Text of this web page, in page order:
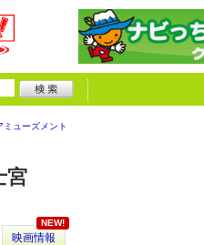
ミューズメント
宮
映画情報
NEW!